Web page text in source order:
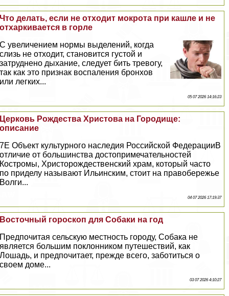
Что делать, если не отходит мокрота при кашле и не
отхаркивается в горле
С увеличением нормы выделений, когда
слизь не отходит, становится густой и
затруднено дыхание, следует бить тревогу,
так как это признак воспаления бронхов
или легких...
05 07 2026 14:16:23
Церковь Рождества Христова на Городище:
описание
7E Объект культурного наследия Российской ФедерацииВ
отличие от большинства достопримечательностей
Костромы, Христорождественский храм, который часто
по приделу называют Ильинским, стоит на правобережье
Волги...
04 07 2026 17:19:37
Восточный гороскоп для Собаки на год
Предпочитая сельскую местность городу, Собака не
является большим поклонником путешествий, как
Лошадь, и предпочитает, прежде всего, заботиться о
своем доме...
03 07 2026 4:10:27